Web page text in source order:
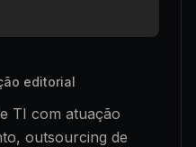
editorial
TI com atuação
outsourcing de